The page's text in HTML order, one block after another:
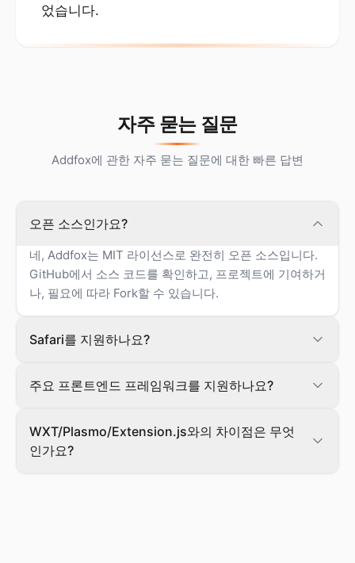
었습니다.
자주 묻는 질문
Addfox에 관한 자주 묻는 질문에 대한 빠른 답변
오픈 소스인가요?
네, Addfox는 MIT 라이선스로 완전히 오픈 소스입니다.
GitHub에서 소스 코드를 확인하고, 프로젝트에 기여하거
나, 필요에 따라 Fork할 수 있습니다.
Safari를 지원하나요?
주요 프론트엔드 프레임워크를 지원하나요?
WXT/Plasmo/Extension.js와의 차이점은 무엇
인가요?